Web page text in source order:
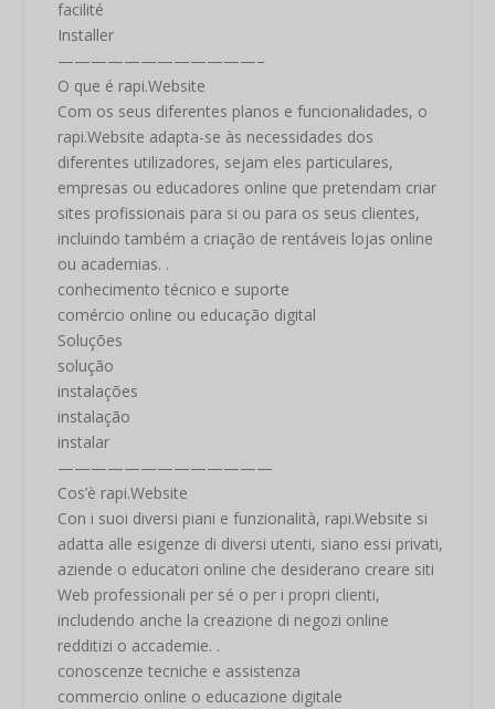
facilité
Installer
————————————–
O que é rapi.Website
Com os seus diferentes planos e funcionalidades, o
rapi.Website adapta-se às necessidades dos
diferentes utilizadores, sejam eles particulares,
empresas ou educadores online que pretendam criar
sites profissionais para si ou para os seus clientes,
incluindo também a criação de rentáveis ​​lojas online
ou academias. .
conhecimento técnico e suporte
comércio online ou educação digital
Soluções
solução
instalações
instalação
instalar
—————————————
Cos’è rapi.Website
Con i suoi diversi piani e funzionalità, rapi.Website si
adatta alle esigenze di diversi utenti, siano essi privati,
aziende o educatori online che desiderano creare siti
Web professionali per sé o per i propri clienti,
includendo anche la creazione di negozi online
redditizi o accademie. .
conoscenze tecniche e assistenza
commercio online o educazione digitale